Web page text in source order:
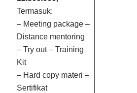
Termasuk:
– Meeting package –
Distance mentoring
– Try out – Training
Kit
– Hard copy materi –
Sertifikat